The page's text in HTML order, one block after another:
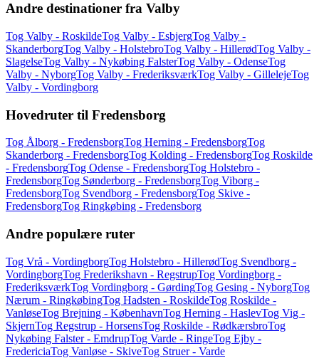
Andre destinationer fra Valby
Tog Valby - RoskildeTog Valby - EsbjergTog Valby -
SkanderborgTog Valby - HolstebroTog Valby - HillerødTog Valby -
SlagelseTog Valby - Nykøbing FalsterTog Valby - OdenseTog
Valby - NyborgTog Valby - FrederiksværkTog Valby - GillelejeTog
Valby - Vordingborg
Hovedruter til Fredensborg
Tog Ålborg - FredensborgTog Herning - FredensborgTog
Skanderborg - FredensborgTog Kolding - FredensborgTog Roskilde
- FredensborgTog Odense - FredensborgTog Holstebro -
FredensborgTog Sønderborg - FredensborgTog Viborg -
FredensborgTog Svendborg - FredensborgTog Skive -
FredensborgTog Ringkøbing - Fredensborg
Andre populære ruter
Tog Vrå - VordingborgTog Holstebro - HillerødTog Svendborg -
VordingborgTog Frederikshavn - RegstrupTog Vordingborg -
FrederiksværkTog Vordingborg - GørdingTog Gesing - NyborgTog
Nærum - RingkøbingTog Hadsten - RoskildeTog Roskilde -
VanløseTog Brejning - KøbenhavnTog Herning - HaslevTog Vig -
SkjernTog Regstrup - HorsensTog Roskilde - RødkærsbroTog
Nykøbing Falster - EmdrupTog Varde - RingeTog Ejby -
FredericiaTog Vanløse - SkiveTog Struer - Varde